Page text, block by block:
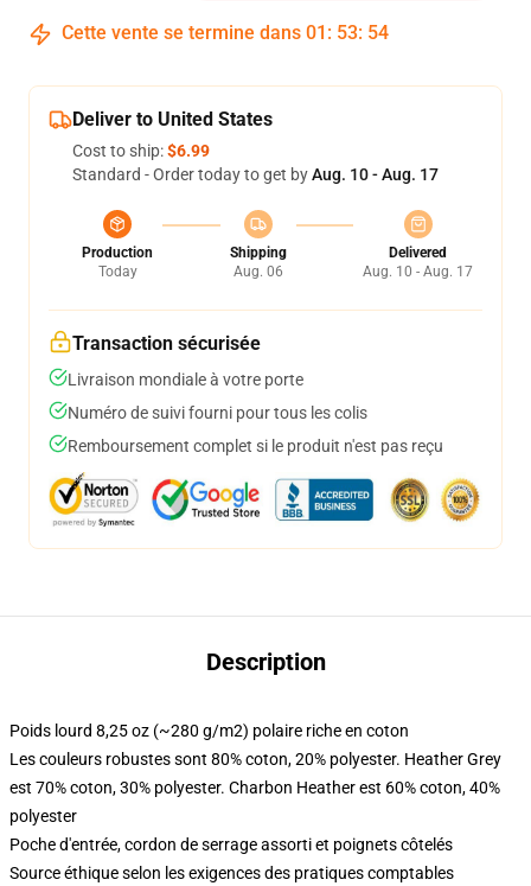
Cette vente se termine dans 01 : 53: 54
Deliver to United States
Cost to ship:$6.99
Standard - Order today to get byAug. 10 - Aug. 17
Production
Today
Shipping
Aug. 06
Delivered
Aug. 10 - Aug. 17
Transaction sécurisée
Livraison mondiale à votre porte
Numéro de suivi fourni pour tous les colis
Remboursement complet si le produit n'est pas reçu
Description
Poids lourd 8,25 oz (~280 g/m2) polaire riche en coton
Les couleurs robustes sont 80% coton, 20% polyester. Heather Grey
est 70% coton, 30% polyester. Charbon Heather est 60% coton, 40%
polyester
Poche d'entrée, cordon de serrage assorti et poignets côtelés
Source éthique selon les exigences des pratiques comptables